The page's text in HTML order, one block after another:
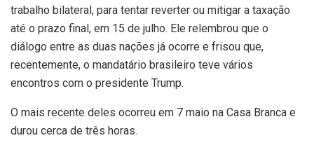
trabalho bilateral, para tentar reverter ou mitigar a taxação
até o prazo final, em 15 de julho. Ele relembrou que o
diálogo entre as duas nações já ocorre e frisou que,
recentemente, o mandatário brasileiro teve vários
encontros com o presidente Trump.
O mais recente deles ocorreu em 7 maio na Casa Branca e
durou cerca de três horas.